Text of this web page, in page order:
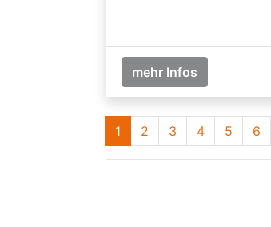
mehr Infos
1 2 3 4 5 6